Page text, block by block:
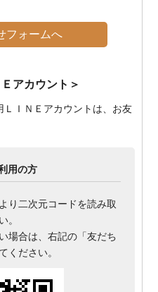
フォームへ
アカウント＞
ＩＮＥアカウントは、お友
用の方
り二次元コードを読み取
。
場合は、右記の「友だち
ください。